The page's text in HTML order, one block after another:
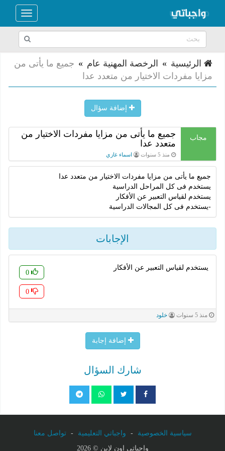
Toggle
الرئيسية » الرخصة المهنية عام » جمیع ما یأتى من
مزایا مفردات الاختیار من متعدد عدا
إضافة سؤال
مجاب
جمیع ما یأتى من مزایا مفردات الاختیار من
متعدد عدا
منذ 5 سنوات اسماء غازي
جمیع ما یأتى من مزایا مفردات الاختیار من متعدد عدا
يستخدم فى كل المراحل الدراسیة
یستخدم لقیاس التعبیر عن الأفكار
-یستخدم فى كل المجالات الدراسیة
الإجابات
0
0
یستخدم لقیاس التعبیر عن الأفكار
منذ 5 سنوات خلود
إضافة إجابة
شارك السؤال
سياسية الخصوصية - واجباتي التعليمية -
تواصل معنا
واجباتي اون لاين © 2026